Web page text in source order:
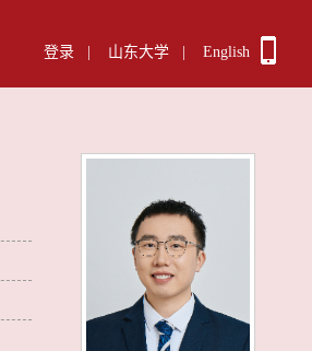
登录 山东大学 English